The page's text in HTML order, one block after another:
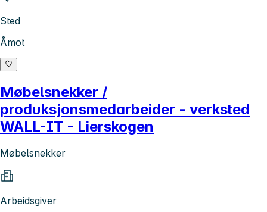
Sted
Åmot
Møbelsnekker /
produksjonsmedarbeider - verksted
WALL-IT - Lierskogen
Møbelsnekker
Arbeidsgiver